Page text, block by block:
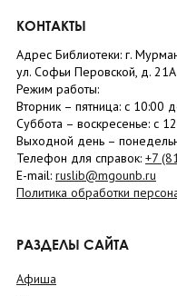
КОНТАКТЫ
Адрес Библиотеки: г.
ул. Софьи Перовской, д. 21А
Режим работы:
Вторник – пятница: с 10:00
Суббота – воскресенье: c
Выходной день –
Телефон для справок: +7
E-mail: ruslib@mgounb.ru
Политика обработки
РАЗДЕЛЫ САЙТА
Афиша